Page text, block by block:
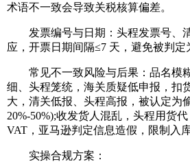
术语不一致会导致关税核算偏差。
发票编号与日期：头程发票号、
应，开票日期间隔≤7 天，避免被判定
常见不一致风险与后果：品名模
细、头程笼统，海关质疑低申报，扣
大，清关低报、头程高报，被认定为
20%-50%);收发货人混乱，头程用货
VAT，亚马逊判定信息造假，限制入库
实操合规方案：